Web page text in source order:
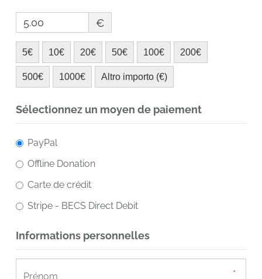
€
5€ 10€ 20€ 50€ 100€ 200€
500€ 1000€ Altro importo (€)
Sélectionnez un moyen de paiement
PayPal
Offline Donation
Carte de crédit
Stripe - BECS Direct Debit
Informations personnelles